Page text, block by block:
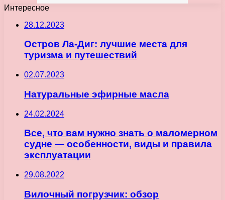
Интересное
28.12.2023
Остров Ла-Диг: лучшие места для
туризма и путешествий
02.07.2023
Натуральные эфирные масла
24.02.2024
Все, что вам нужно знать о маломерном
судне — особенности, виды и правила
эксплуатации
29.08.2022
Вилочный погрузчик: обзор